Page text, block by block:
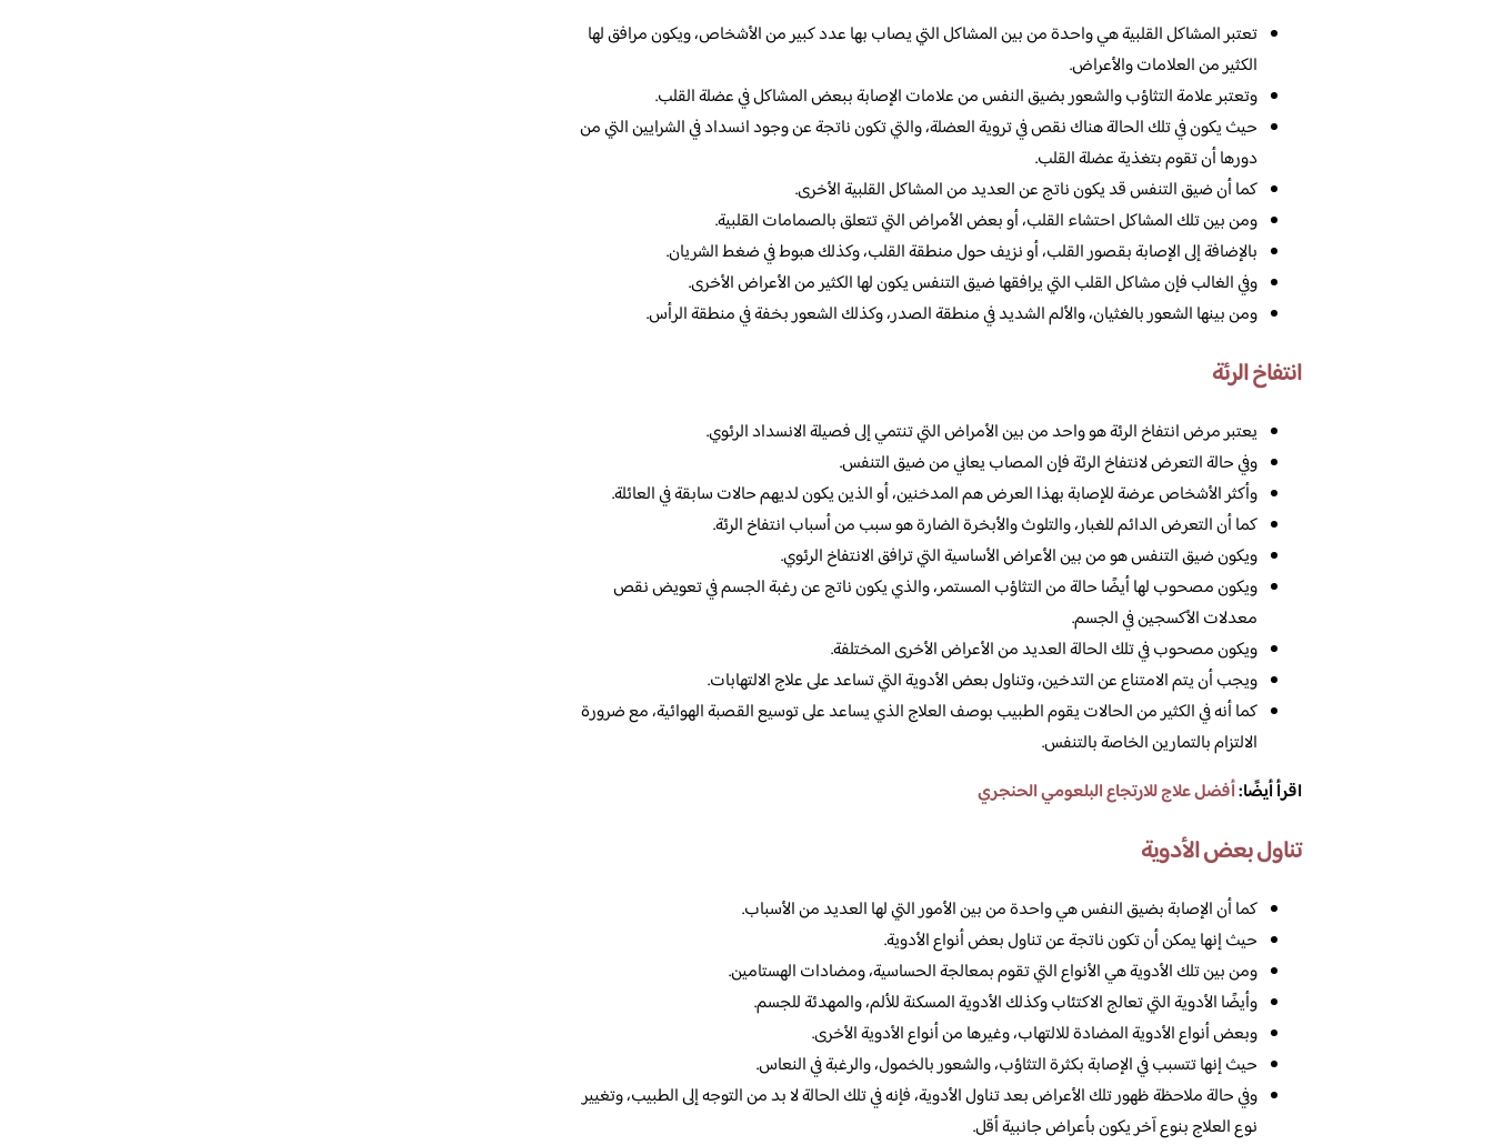
تعتبر المشاكل القلبية هي واحدة من بين المشاكل التي يصاب بها عدد كبير من الأشخاص، ويكون مرافق لها
الكثير من العلامات والأعراض.
وتعتبر علامة التثاؤب والشعور بضيق النفس من علامات الإصابة ببعض المشاكل في عضلة القلب.
حيث يكون في تلك الحالة هناك نقص في تروية العضلة، والتي تكون ناتجة عن وجود انسداد في الشرايين التي من
دورها أن تقوم بتغذية عضلة القلب.
كما أن ضيق التنفس قد يكون ناتج عن العديد من المشاكل القلبية الأخرى.
ومن بين تلك المشاكل احتشاء القلب، أو بعض الأمراض التي تتعلق بالصمامات القلبية.
بالإضافة إلى الإصابة بقصور القلب، أو نزيف حول منطقة القلب، وكذلك هبوط في ضغط الشريان.
وفي الغالب فإن مشاكل القلب التي يرافقها ضيق التنفس يكون لها الكثير من الأعراض الأخرى.
ومن بينها الشعور بالغثيان، والألم الشديد في منطقة الصدر، وكذلك الشعور بخفة في منطقة الرأس.
انتفاخ الرئة
يعتبر مرض انتفاخ الرئة هو واحد من بين الأمراض التي تنتمي إلى فصيلة الانسداد الرئوي.
وفي حالة التعرض لانتفاخ الرئة فإن المصاب يعاني من ضيق التنفس.
وأكثر الأشخاص عرضة للإصابة بهذا العرض هم المدخنين، أو الذين يكون لديهم حالات سابقة في العائلة.
كما أن التعرض الدائم للغبار، والتلوث والأبخرة الضارة هو سبب من أسباب انتفاخ الرئة.
ويكون ضيق التنفس هو من بين الأعراض الأساسية التي ترافق الانتفاخ الرئوي.
ويكون مصحوب لها أيضًا حالة من التثاؤب المستمر، والذي يكون ناتج عن رغبة الجسم في تعويض نقص
معدلات الأكسجين في الجسم.
ويكون مصحوب في تلك الحالة العديد من الأعراض الأخرى المختلفة.
ويجب أن يتم الامتناع عن التدخين، وتناول بعض الأدوية التي تساعد على علاج الالتهابات.
كما أنه في الكثير من الحالات يقوم الطبيب بوصف العلاج الذي يساعد على توسيع القصبة الهوائية، مع ضرورة
الالتزام بالتمارين الخاصة بالتنفس.
اقرأ أيضًا:أفضل علاج للارتجاع البلعومي الحنجري
تناول بعض الأدوية
كما أن الإصابة بضيق النفس هي واحدة من بين الأمور التي لها العديد من الأسباب.
حيث إنها يمكن أن تكون ناتجة عن تناول بعض أنواع الأدوية.
ومن بين تلك الأدوية هي الأنواع التي تقوم بمعالجة الحساسية، ومضادات الهستامين.
وأيضًا الأدوية التي تعالج الاكتئاب وكذلك الأدوية المسكنة للألم، والمهدئة للجسم.
وبعض أنواع الأدوية المضادة للالتهاب، وغيرها من أنواع الأدوية الأخرى.
حيث إنها تتسبب في الإصابة بكثرة التثاؤب، والشعور بالخمول، والرغبة في النعاس.
وفي حالة ملاحظة ظهور تلك الأعراض بعد تناول الأدوية، فإنه في تلك الحالة لا بد من التوجه إلى الطبيب، وتغيير
نوع العلاج بنوع آخر يكون بأعراض جانبية أقل.